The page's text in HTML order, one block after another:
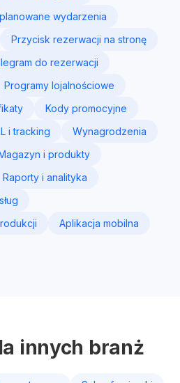
wydarzenia
Przycisk rezerwacji na stronę
do rezerwacji
Programy lojalnościowe
Kody promocyjne
i tracking
Wynagrodzenia
i produkty
Raporty i analityka
Aplikacja mobilna
innych branż